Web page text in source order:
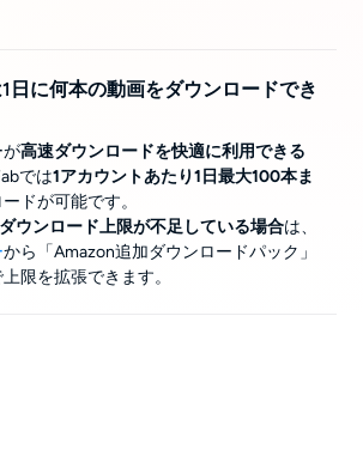
日に何本の動画をダウンロードでき
が高速ダウンロードを快適に利用できる
では1アカウントあたり1日最大100本ま
ドが可能です。
ウンロード上限が不足している場合は、
から「Amazon追加ダウンロードパック」
限を拡張できます。